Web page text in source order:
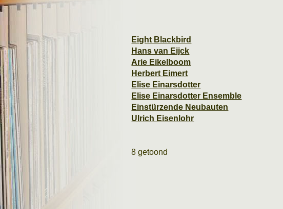
Eight Blackbird
Hans van Eijck
Arie Eikelboom
Herbert Eimert
Elise Einarsdotter
Elise Einarsdotter Ensemble
Einstürzende Neubauten
Ulrich Eisenlohr
8 getoond